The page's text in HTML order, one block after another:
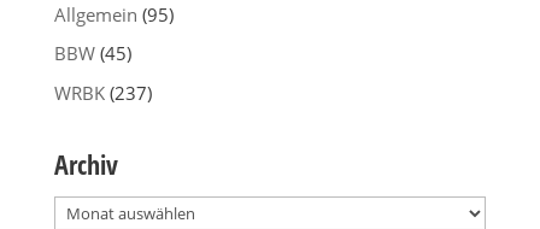
Allgemein (95)
BBW(45)
WRBK(237)
Archiv
Archiv